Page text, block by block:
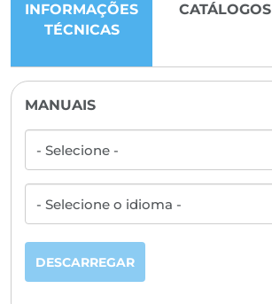
INFORMAÇÕES
TÉCNICAS
CATÁLOGOS
MANUAIS
DESCARREGAR